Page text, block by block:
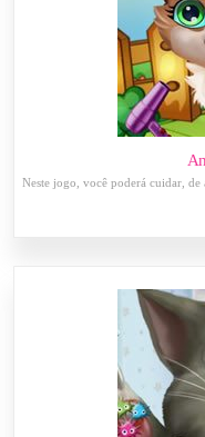
Neste jogo, você poderá cuidar, de